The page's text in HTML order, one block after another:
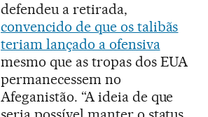
defendeu a retirada,
convencido de que os talibãs
teriam lançado a ofensiva
mesmo que as tropas dos EUA
permanecessem no
Afeganistão. “A ideia de que